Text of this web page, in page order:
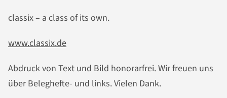
classix – a class of its own.
www.classix.de
Abdruck von Text und Bild honorarfrei. Wir freuen uns
über Beleghefte- und links. Vielen Dank.